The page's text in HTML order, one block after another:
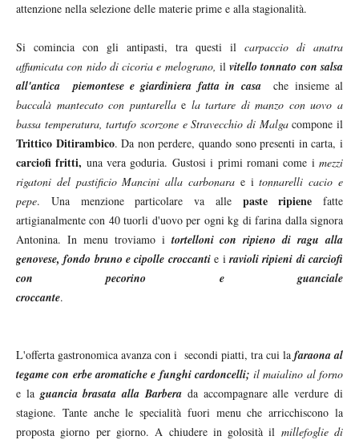
attenzione nella selezione delle materie prime e alla stagionalità.
Si comincia con gli antipasti, tra questi il carpaccio di anatra
affumicata con nido di cicoria e melograno, ilvitello tonnato con salsa
all'antica piemontese e giardiniera fatta in casache insieme al
baccalà mantecato con puntarellae la tartare di manzo con uovo a
bassa temperatura, tartufo scorzone e Stravecchio di Malgacompone il
Trittico Ditirambico. Da non perdere, quando sono presenti in carta, i
carciofi fritti, una vera goduria. Gustosi i primi romani come imezzi
rigatoni del pastificio Mancini alla carbonara e itonnarelli cacio e
pepe. Una menzione particolare va alle paste ripiene fatte
artigianalmente con 40 tuorli d'uovo per ogni kg di farina dalla signora
Antonina. In menu troviamo i tortelloni con ripieno di ragu alla
genovese, fondo bruno e cipolle croccantie iravioli ripieni di carciofi
con pecorino e guanciale
croccante.
L'offerta gastronomica avanza con i secondi piatti, tra cui la faraona al
tegame con erbe aromatiche e funghi cardoncelli;il maialino al forno
e la guancia brasata alla Barbera da accompagnare alle verdure di
stagione. Tante anche le specialità fuori menu che arricchiscono la
proposta giorno per giorno. A chiudere in golosità il millefoglie di